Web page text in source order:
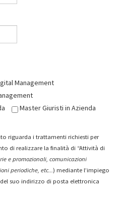
Management
Master Giuristi in Azienda
riguarda i trattamenti richiesti per
di realizzare la finalità di “Attività di
e promozionali, comunicazioni
periodiche, etc...) mediante l’impiego
suo indirizzo di posta elettronica